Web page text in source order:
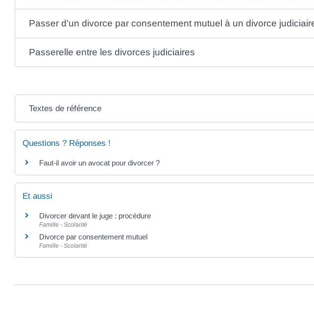
Passer d'un divorce par consentement mutuel à un divorce
Passerelle entre les divorces judiciaires
Textes de référence
Questions ? Réponses !
Faut-il avoir un avocat pour divorcer ?
Et aussi
Divorcer devant le juge : procédure
Famille - Scolarité
Divorce par consentement mutuel
Famille - Scolarité